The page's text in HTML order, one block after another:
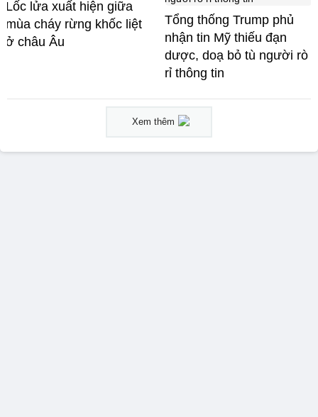
Lốc lửa xuất hiện giữa
mùa cháy rừng khốc liệt
ở châu Âu
Tổng thống Trump phủ
nhận tin Mỹ thiếu đạn
dược, doạ bỏ tù người rò
rỉ thông tin
Xem thêm